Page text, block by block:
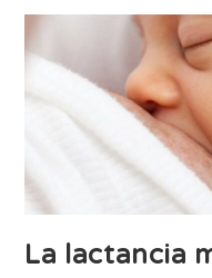
La lactancia